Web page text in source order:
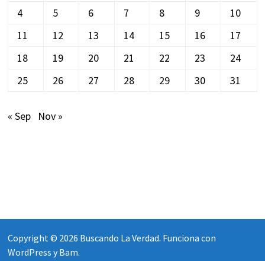
4
5 6 7 8 9
10
11
12 13 14 15 16
17
18
19 20 21 22 23
24
25
26 27 28 29 30 31
« Sep Nov »
Copyright © 2026 Buscando La Verdad. Funciona con
WordPress yBam.